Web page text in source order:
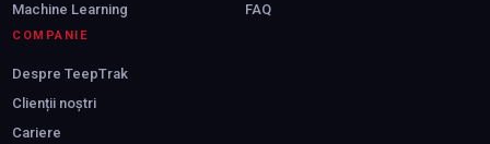
Machine Learning
FAQ
COMPANIE
Despre TeepTrak
Clienții noștri
Cariere